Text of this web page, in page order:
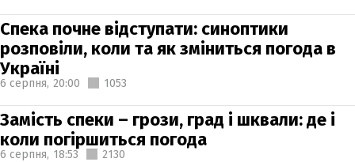
Спека почне відступати: синоптики
розповіли, коли та як зміниться погода в
Україні
6 серпня, 20:00 1053
Замість спеки – грози, град і шквали: де і
коли погіршиться погода
6 серпня, 18:53 2130